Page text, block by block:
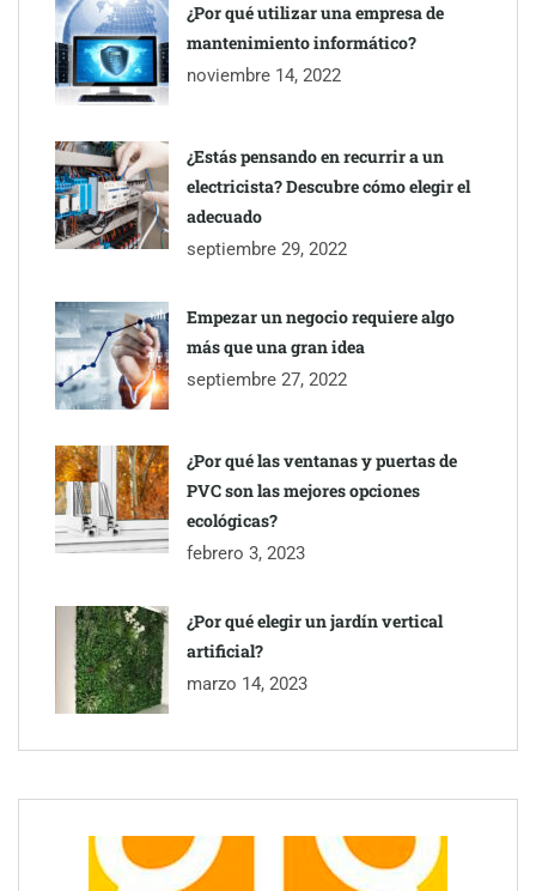
¿Por qué utilizar una empresa de
mantenimiento informático?
noviembre 14, 2022
¿Estás pensando en recurrir a un
electricista? Descubre cómo elegir el
adecuado
septiembre 29, 2022
Empezar un negocio requiere algo
más que una gran idea
septiembre 27, 2022
¿Por qué las ventanas y puertas de
PVC son las mejores opciones
ecológicas?
febrero 3, 2023
¿Por qué elegir un jardín vertical
artificial?
marzo 14, 2023